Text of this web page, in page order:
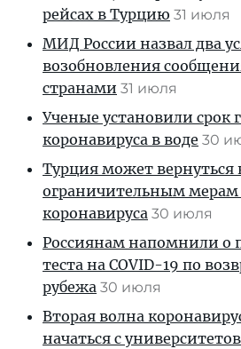
рейсах в Турцию 31 июля
МИД России назвал два
возобновления
странами 31 июля
Ученые установили срок
коронавируса в воде 30
Турция может вернуться
ограничительным мерам
коронавируса 30 июля
Россиянам напомнили о
теста на COVID-19 по
рубежа 30 июля
Вторая волна
начаться с